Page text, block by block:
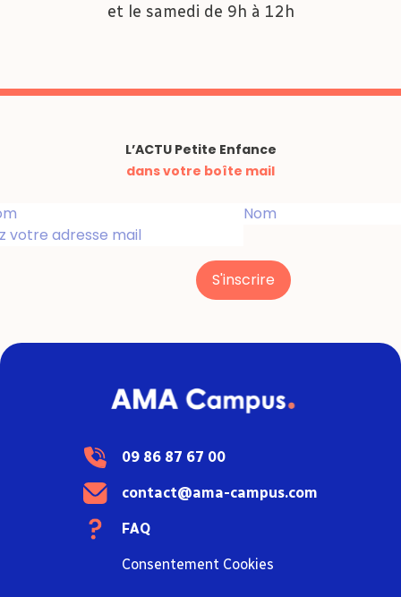
et le samedi de 9h à 12h
L’ACTU Petite Enfance
dans votre boîte mail
S'inscrire
09 86 87 67 00
contact@ama-campus.com
FAQ
Consentement Cookies